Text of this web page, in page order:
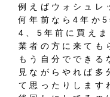
例えばウォシュレ
何年前なら4年か
4、5年前に買えま
業者の方に来て
もう自分でできる
見ながらやれば多
て思ったりします